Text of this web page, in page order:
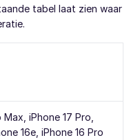
tabel laat zien waar
iPhone 17 Pro,
16e, iPhone 16 Pro